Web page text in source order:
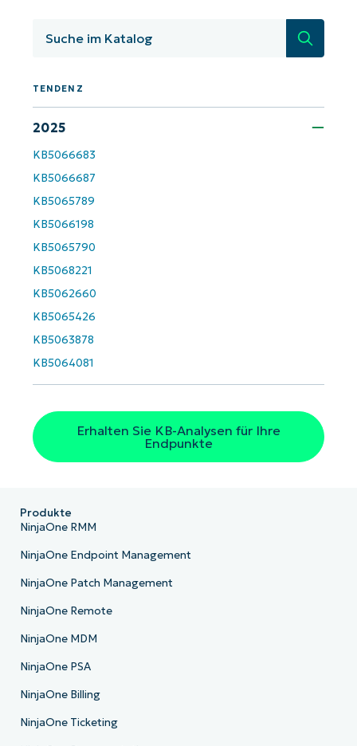
Suche
TENDENZ
2025
KB5066683
KB5066687
KB5065789
KB5066198
KB5065790
KB5068221
KB5062660
KB5065426
KB5063878
KB5064081
Erhalten Sie KB-Analysen für Ihre
Endpunkte
Business
Phone
number*
name*
Produkte
NinjaOne RMM
NinjaOne Endpoint Management
NinjaOne Patch Management
NinjaOne Remote
NinjaOne MDM
NinjaOne PSA
NinjaOne Billing
NinjaOne Ticketing